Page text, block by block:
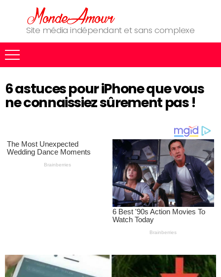
Site média indépendant et sans complexe
6 astuces pour iPhone que vous
ne connaissiez sûrement pas !